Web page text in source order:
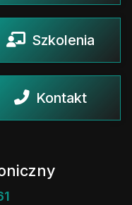
Szkolenia
Kontakt